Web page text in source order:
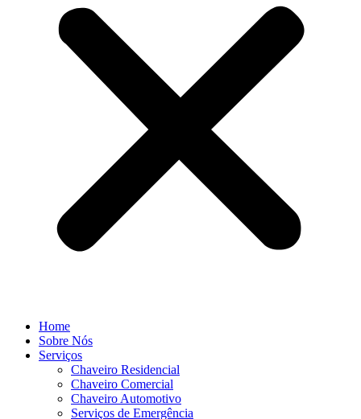
Home
Sobre Nós
Serviços
Chaveiro Residencial
Chaveiro Comercial
Chaveiro Automotivo
Serviços de Emergência